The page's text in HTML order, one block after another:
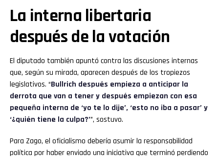
La interna libertaria
después de la votación
El diputado también apuntó contra las discusiones internas
que, según su mirada, aparecen después de los tropiezos
legislativos. “Bullrich después empieza a anticipar la
derrota que van a tener y después empiezan con esa
pequeña interna de ‘yo te lo dije’, ‘esto no iba a pasar’ y
‘¿quién tiene la culpa?’”, sostuvo.
Para Zago, el oficialismo debería asumir la responsabilidad
política por haber enviado una iniciativa que terminó perdiendo